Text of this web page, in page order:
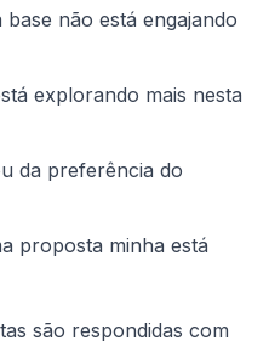
não está engajando
explorando mais nesta
da preferência do
proposta minha está
são respondidas com